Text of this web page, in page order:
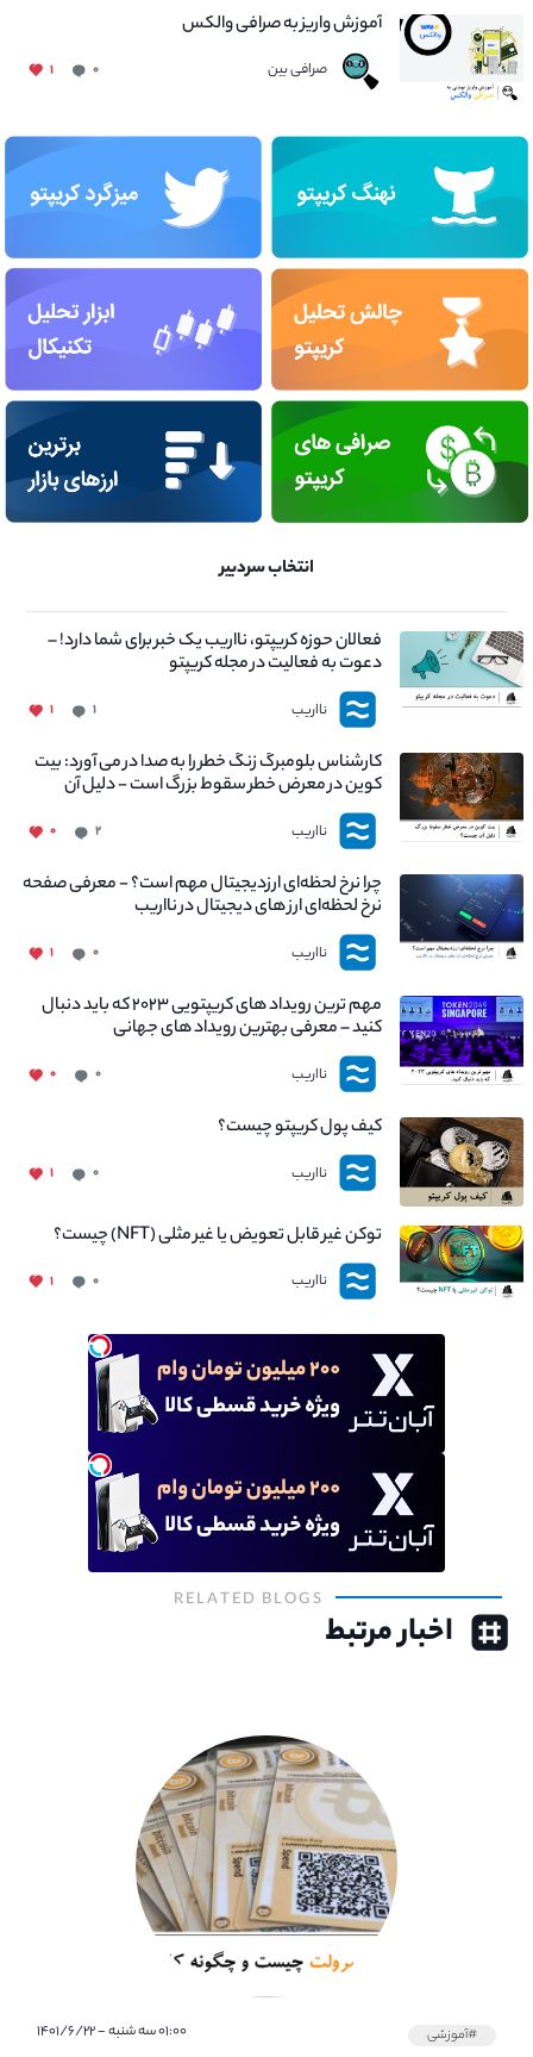
آموزش واریز به صرافی والکس
صرافی بین ۰ ۱
انتخاب سردبیر
فعالان حوزه کریپتو، نااریب یک خبر برای شما دارد! –
دعوت به فعالیت در مجله کریپتو
نااریب ۱ ۱
کارشناس بلومبرگ زنگ خطر را به صدا در می آورد: بیت
کوین در معرض خطر سقوط بزرگ است - دلیل آن
چیست؟
نااریب ۲ ۰
چرا نرخ لحظه‌ای ارزدیجیتال مهم است؟ - معرفی صفحه
نرخ لحظه‌ای ارز های دیجیتال در نااریب
نااریب ۰ ۱
مهم ترین رویداد های کریپتویی ۲۰۲۳ که باید دنبال
کنید – معرفی بهترین رویداد های جهانی
نااریب ۰ ۰
کیف پول کریپتو چیست؟
نااریب ۰ ۱
توکن غیر قابل تعویض یا غیر مثلی (NFT) چیست؟
نااریب ۰ ۱
RELATED BLOGS
اخبار مرتبط
#آموزشی ۰۱:۰۰ سه شنبه - ۱۴۰۱/۶/۲۲